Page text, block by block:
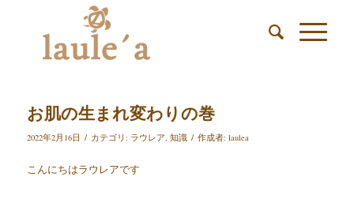
お肌の生まれ変わりの巻
2022年2月16日 / カテゴリ: ラウレア, 知識 / 作成者: laulea
こんにちはラウレアです